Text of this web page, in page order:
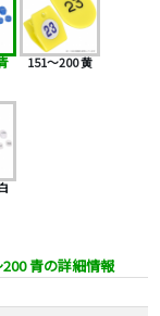
151～200 黄
青の詳細情報